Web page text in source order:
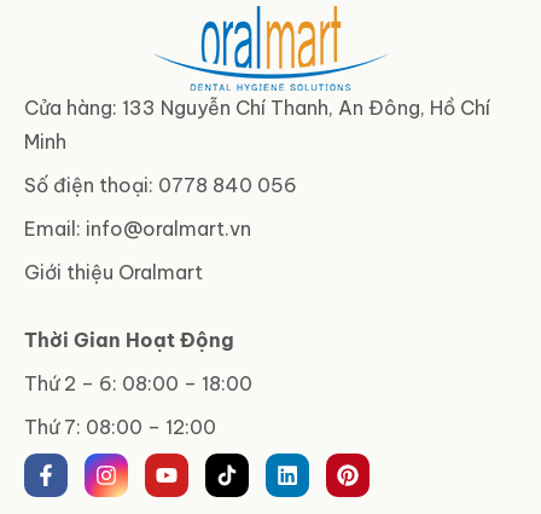
Cửa hàng: 133 Nguyễn Chí Thanh, An Đông, Hồ Chí
Minh
Số điện thoại: 0778 840 056
Email: info@oralmart.vn
Giới thiệu Oralmart
Thời Gian Hoạt Động
Thứ 2 – 6: 08:00 – 18:00
Thứ 7: 08:00 – 12:00